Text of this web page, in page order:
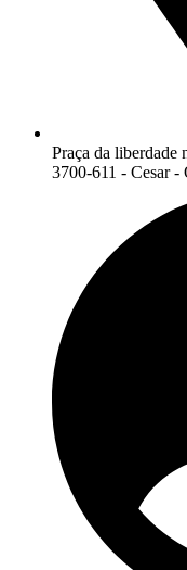
Praça da liberdade
3700-611 - Cesar